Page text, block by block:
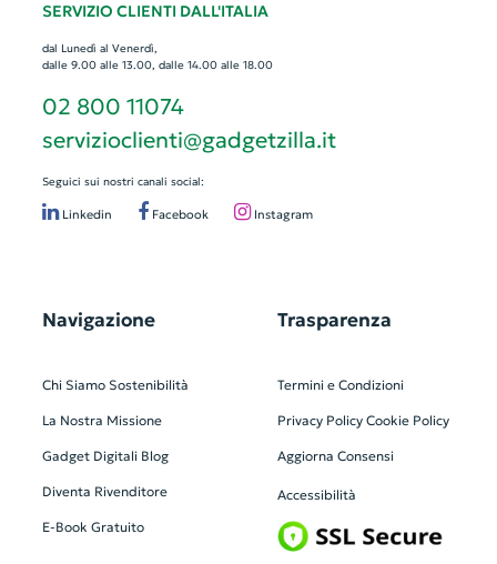
SERVIZIO CLIENTI DALL'ITALIA
dal Lunedì al Venerdì,
dalle 9.00 alle 13.00, dalle 14.00 alle 18.00
02 800 11074
servizioclienti@gadgetzilla.it
Seguici sui nostri canali social:
Linkedin Facebook Instagram
Navigazione
Chi Siamo Sostenibilità
La Nostra Missione
Gadget Digitali Blog
Diventa Rivenditore
E-Book Gratuito
Trasparenza
Termini e Condizioni
Privacy Policy Cookie Policy
Aggiorna Consensi
Accessibilità